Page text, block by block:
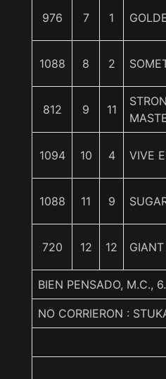
976 7 1
1088 8 2
812 9 11
1094 10 4 VIVE
1088 11 9
720 12 12
BIEN PENSADO, M.C.,
NO CORRIERON :